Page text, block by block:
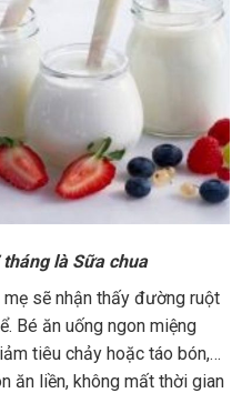
là Sữa chua
sẽ nhận thấy đường ruột
Bé ăn uống ngon miệng
tiêu chảy hoặc táo bón,…
ăn liền, không mất thời gian